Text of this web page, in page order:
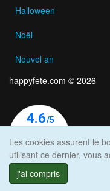
Halloween
Noël
Nouvel an
happyfete.com © 2026
Les cookies assurent le
utilisant ce dernier, vous
j'ai compris